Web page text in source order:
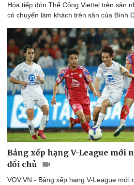
Hóa tiếp đón Thể Công Viettel trên sân
có chuyến làm khách trên sân của Bình
Bảng xếp hạng V-League mới
đổi chủ
VOV.VN - Bảng xếp hạng V-League